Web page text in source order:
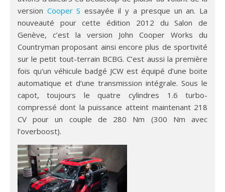
version Cooper S essayée il y a presque un an. La
nouveauté pour cette édition 2012 du Salon de
Genève, c’est la version John Cooper Works du
Countryman proposant ainsi encore plus de sportivité
sur le petit tout-terrain BCBG. C’est aussi la première
fois qu’un véhicule badgé JCW est équipé d’une boite
automatique et d’une transmission intégrale. Sous le
capot, toujours le quatre cylindres 1.6 turbo-
compressé dont la puissance atteint maintenant 218
CV pour un couple de 280 Nm (300 Nm avec
l’overboost).